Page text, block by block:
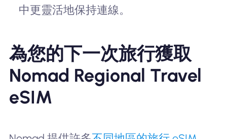
中更靈活地保持連線。
為您的下一次旅行獲取
Nomad Regional Travel
eSIM